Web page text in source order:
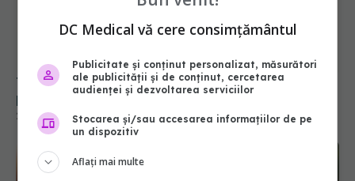
Te enervează plescăitul altora? Explicația ar
putea fi una genetică
25 apr 2026, 19:00
DC Medical vă cere consimțământul
Publicitate și conținut personalizat, măsurători
ale publicității și de conținut, cercetarea
audienței și dezvoltarea serviciilor
Stocarea și/sau accesarea informațiilor de pe
un dispozitiv
Aflați mai multe